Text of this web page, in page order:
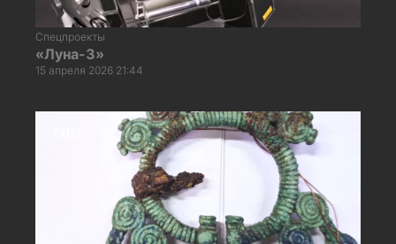
Спецпроекты
«Луна-3»
15 апреля 2026 21:44